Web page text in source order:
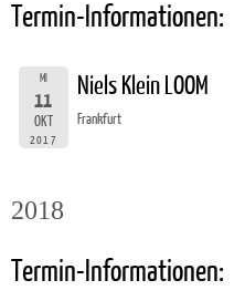
Termin-Informationen:
MI
11
OKT
2017
Niels Klein LOOM
Frankfurt
2018
Termin-Informationen: